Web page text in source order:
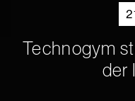
Technogym
der